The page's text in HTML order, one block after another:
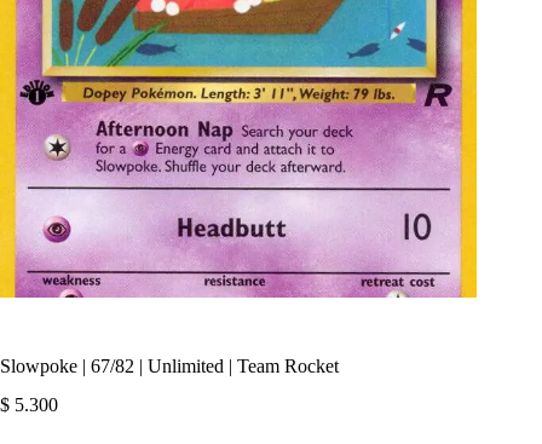
Slowpoke | 67/82 | Unlimited | Team Rocket
$ 5.300